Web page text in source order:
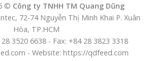
© Công ty TNHH TM Quang Dũng
72-74 Nguyễn Thị Minh Khai P. Xuân
Hòa, TP.HCM
3520 6638 - Fax: +84 28 3823 3318
- Website: https://qdfeed.com